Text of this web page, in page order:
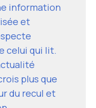
information
et
celui qui lit.
plus que
du recul et